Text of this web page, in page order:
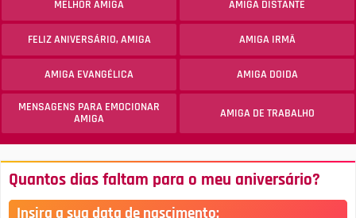
MELHOR AMIGA AMIGA DISTANTE
FELIZ ANIVERSÁRIO, AMIGA AMIGA IRMÃ
AMIGA EVANGÉLICA AMIGA DOIDA
MENSAGENS PARA EMOCIONAR
AMIGA
AMIGA DE TRABALHO
Quantos dias faltam para o meu aniversário?
Insira a sua data de nascimento: